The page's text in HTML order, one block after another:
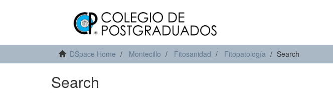
DSpace Home Montecillo Fitosanidad Fitopatología Search
Search